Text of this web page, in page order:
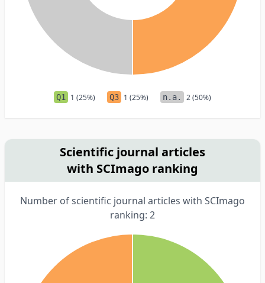
Q1 1 (25%) Q3 1 (25%) n.a. 2 (50%)
Scientific journal articles
with SCImago ranking
Number of scientific journal articles with SCImago
ranking: 2